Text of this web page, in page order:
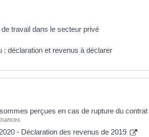
travail dans le secteur privé
: déclaration et revenus à déclarer
perçues en cas de rupture du
- Déclaration des revenus de 2019